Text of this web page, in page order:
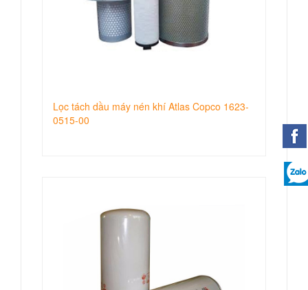
Lọc tách dầu máy nén khí Atlas Copco 1623-
0515-00